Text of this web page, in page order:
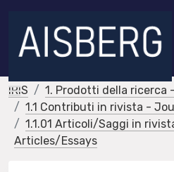
IRIS
1. Prodotti della ricerca
1.1 Contributi in rivista -
1.1.01 Articoli/Saggi in
Articles/Essays